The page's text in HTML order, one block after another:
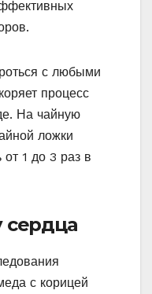
с любыми
процесс
На чайную
ложки
1 до 3 раз в
сердца
с корицей